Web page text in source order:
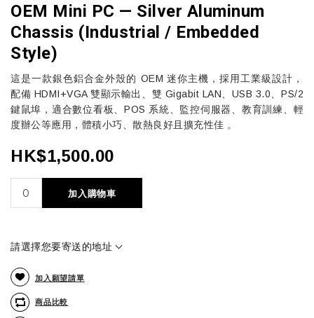
OEM Mini PC — Silver Aluminum
Chassis (Industrial / Embedded
Style)
這是一款銀色鋁合金外殼的 OEM 迷你主機，採用工業級設計，
配備 HDMI+VGA 雙顯示輸出、雙 Gigabit LAN、USB 3.0、PS/2
鍵鼠埠，適合數位看板、POS 系統、監控伺服器、教育訓練、輕
度辦公等應用，體積小巧、散熱良好且擴充性佳 。
HK$1,500.00
加入購物車
請選擇您要寄送的地址
加入願望請單
商品比較